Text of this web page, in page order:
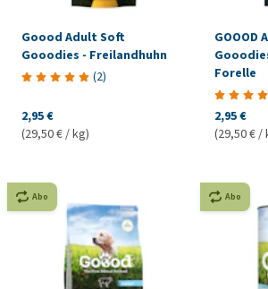
Goood Adult Soft
Gooodies - Freilandhuhn
(2)
2,95 €
(29,50 € / kg)
GOOOD
Forelle
2,95 €
(29,50 € /
Abo Abo